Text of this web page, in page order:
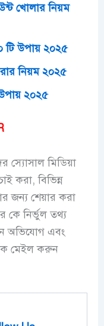
খোলার নিয়ম
টি উপায় ২০২৫
নিয়ম ২০২৫
২০২৫
স্যোসাল মিডিয়া
করা, বিভিন্ন
জন্য শেয়ার করা
কে নির্ভুল তথ্য
অভিযোগ এবং
মেইল করুন